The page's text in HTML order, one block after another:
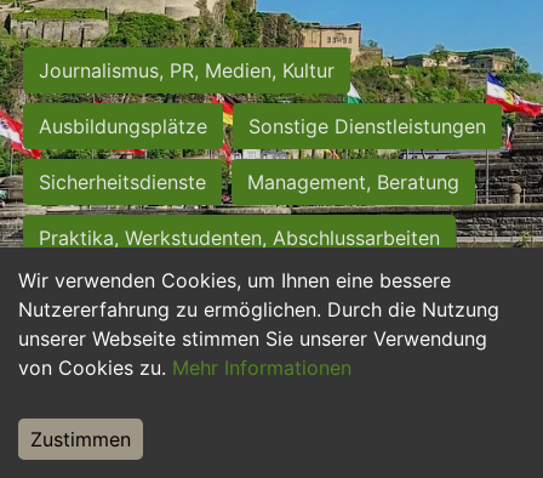
Wir verwenden Cookies, um Ihnen eine bessere
Nutzererfahrung zu ermöglichen. Durch die Nutzung
unserer Webseite stimmen Sie unserer Verwendung
von Cookies zu. Mehr Informationen
Zustimmen
Journalismus, PR, Medien, Kultur
Ausbildungsplätze Sonstige Dienstleistungen
Sicherheitsdienste Management, Beratung
Praktika, Werkstudenten, Abschlussarbeiten
Personalwesen Assistenz, Sekretariat
Hilfskräfte, Aushilfs- und Nebenjobs
Weiterbildung, Studium, duale Ausbildung